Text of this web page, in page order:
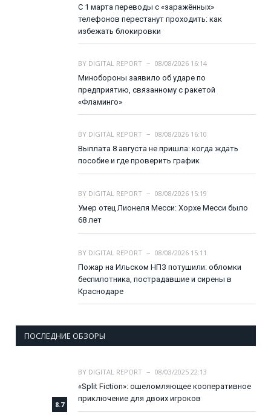
С 1 марта переводы с «заражённых»
телефонов перестанут проходить: как
избежать блокировки
BY DIGITAL REPORT
08/08/2026 16:14
Минобороны заявило об ударе по
предприятию, связанному с ракетой
«Фламинго»
BY DIGITAL REPORT
08/08/2026 16:10
Выплата 8 августа не пришла: когда ждать
пособие и где проверить график
BY DIGITAL REPORT
08/08/2026 15:19
Умер отец Лионеля Месси: Хорхе Месси было
68 лет
BY DIGITAL REPORT
08/08/2026 15:11
Пожар на Ильском НПЗ потушили: обломки
беспилотника, пострадавшие и сирены в
Краснодаре
ПОСЛЕДНИЕ ОБЗОРЫ
8.7
BY DIGITAL REPORT
08/03/2025 22:13
«Split Fiction»: ошеломляющее кооперативное
приключение для двоих игроков